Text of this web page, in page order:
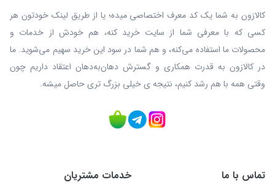
کالازون به شما یک کد معرف اختصاصی میده؛ یا از طریق لینک خودتون هر
کسی که با معرفی شما از سایت خرید کنه، هم خودش از خدمات و
محصولات ما استفاده می‌کنه، و هم شما در سود این خرید سهیم می‌شوید. ما
در کالازون به قدرت همکاری و گسترش دهان‌به‌دهان اعتقاد داریم چون
وقتی همه با هم رشد کنیم، نتیجه ی خیلی بزرگ‌ تری حاصل میشه.
تماس با ما خدمات مشتریان